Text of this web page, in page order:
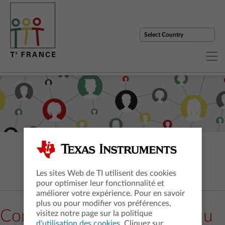
Contacter le coordinateur du
Les sites Web de TI utilisent des cookies
pour optimiser leur fonctionnalité et
améliorer votre expérience. Pour en savoir
plus ou pour modifier vos préférences,
visitez notre page sur la politique